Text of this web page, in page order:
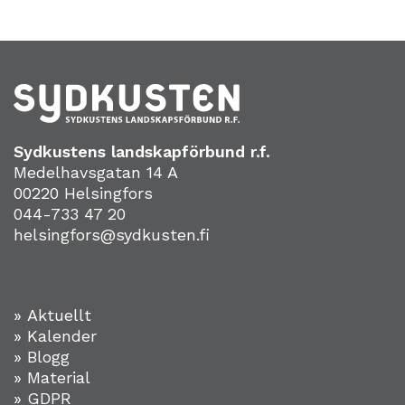
Sydkustens landskapförbund r.f.
Medelhavsgatan 14 A
00220 Helsingfors
044-733 47 20
helsingfors@sydkusten.fi
» Aktuellt
» Kalender
» Blogg
» Material
» GDPR